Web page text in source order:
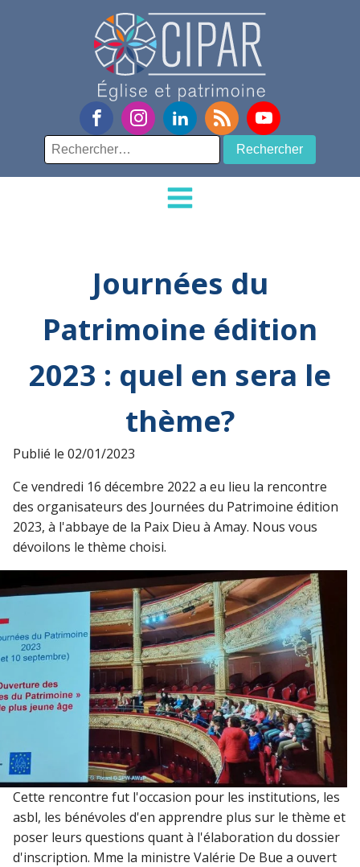
Rechercher :
Journées du
Patrimoine édition
2023 : quel en sera le
thème?
Publié le 02/01/2023
Ce vendredi 16 décembre 2022 a eu lieu la rencontre
des organisateurs des Journées du Patrimoine édition
2023, à l'abbaye de la Paix Dieu à Amay. Nous vous
dévoilons le thème choisi.
Cette rencontre fut l'occasion pour les institutions, les
asbl, les bénévoles d'en apprendre plus sur le thème et
poser leurs questions quant à l'élaboration du dossier
d'inscription. Mme la ministre Valérie De Bue a ouvert